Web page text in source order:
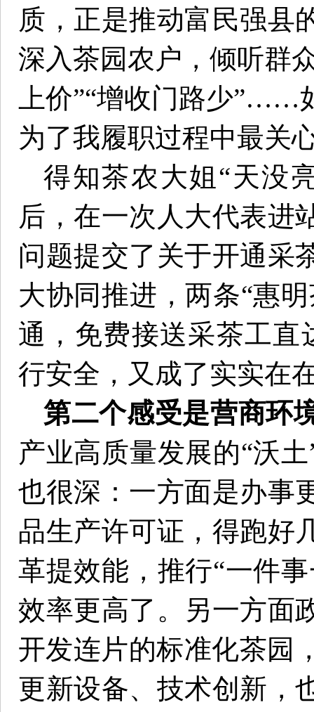
质，正是推动富民强县
深入茶园农户，倾听群
上价”“增收门路少”……
为了我履职过程中最关
得知茶农大姐“天没
后，在一次人大代表进
问题提交了关于开通采
大协同推进，两条“惠
通，免费接送采茶工直
行安全，又成了实实在
第二个感受是营商环
产业高质量发展的“沃
也很深：一方面是办事
品生产许可证，得跑好
革提效能，推行“一件
效率更高了。另一方面
开发连片的标准化茶园
更新设备、技术创新，